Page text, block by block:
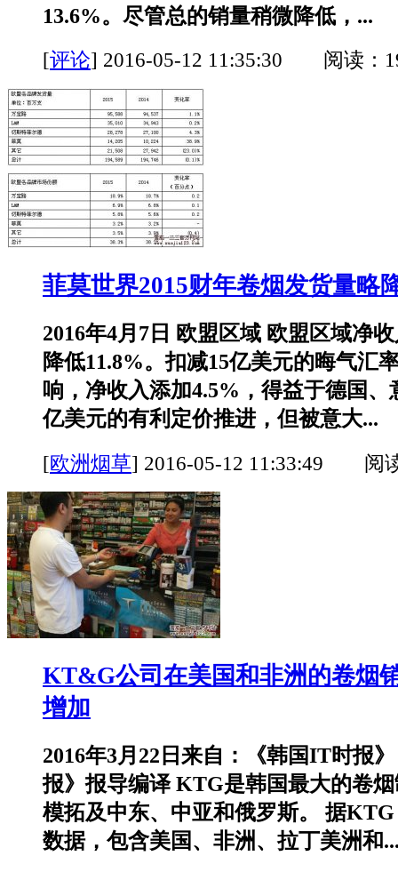
13.6%。尽管总的销量稍微降低，...
[评论] 2016-05-12 11:35:30 阅读：
菲莫世界2015财年卷烟发货量略
2016年4月7日 欧盟区域 欧盟区域净
降低11.8%。扣减15亿美元的晦气汇
响，净收入添加4.5%，得益于德国、
亿美元的有利定价推进，但被意大...
[欧洲烟草] 2016-05-12 11:33:49 阅
KT&G公司在美国和非洲的卷烟
增加
2016年3月22日来自：《韩国IT时报
报》报导编译 KTG是韩国最大的卷
模拓及中东、中亚和俄罗斯。 据KTG
数据，包含美国、非洲、拉丁美洲和